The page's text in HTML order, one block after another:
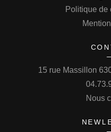
Politique de
15 rue Massillon
Nous